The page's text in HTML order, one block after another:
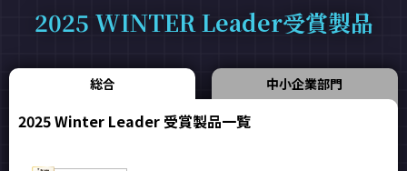
2025 WINTER Leader受賞製品
総合 中小企業部門
2025 Winter Leader 受賞製品一覧